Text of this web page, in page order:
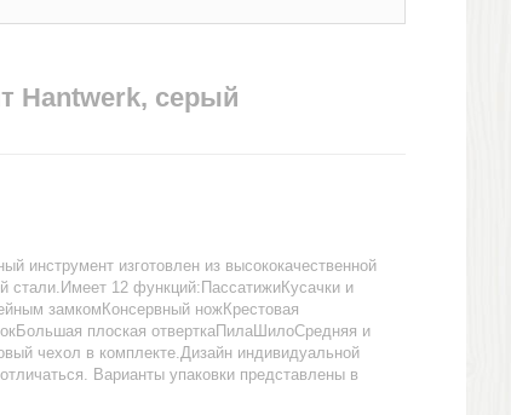
Hantwerk, серый
инструмент изготовлен из высококачественной
стали.Имеет 12 функций:ПассатижиКусачки и
замкомКонсервный ножКрестовая
плоская отверткаПилаШилоСредняя и
чехол в комплекте.Дизайн индивидуальной
Варианты упаковки представлены в